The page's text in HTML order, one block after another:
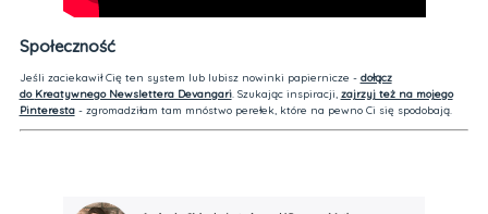
Społeczność
Jeśli zaciekawił Cię ten system lub lubisz nowinki papiernicze - dołącz
do Kreatywnego Newslettera Devangari. Szukając inspiracji, zajrzyj też na mojego
Pinteresta- zgromadziłam tam mnóstwo perełek, które na pewno Ci się spodobają.